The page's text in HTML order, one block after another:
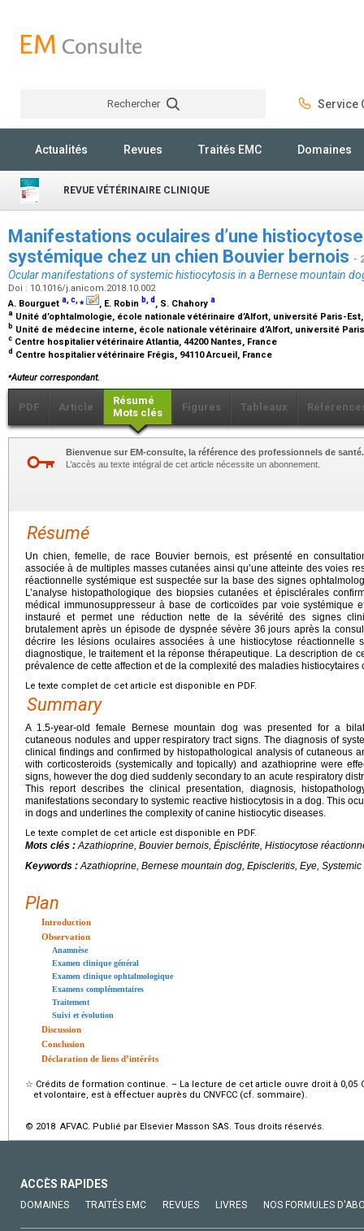
Rechercher Service
Actualités Revues Traités EMC Domaines
REVUE VÉTÉRINAIRE CLINIQUE
Manifestations oculaires d’une
systémique chez un chien Bouvier bernois -
Ocular manifestations of systemic histiocytosis in a Bernese mountain
Doi : 10.1016/j.anicom.2018.10.002
A. Bourguet a,c,⁎ , E. Robin b,d , S. Chahory a
a Unité d’ophtalmologie, école nationale vétérinaire d’Alfort, université Paris-
b Unité de médecine interne, école nationale vétérinaire d’Alfort, université
c Centre hospitalier vétérinaire Atlantia, 44200 Nantes, France
d Centre hospitalier vétérinaire Frégis, 94110 Arcueil, France
⁎Auteur correspondant.
PDF Article
Résumé
Mots clés
Figures Tableaux
Bienvenue sur EM-consulte, la référence des professionnels de santé.
L’accès au texte intégral de cet article nécessite un abonnement.
Résumé
Un chien, femelle, de race Bouvier bernois, est présenté en
associée à de multiples masses cutanées ainsi qu’une atteinte des voies
réactionnelle systémique est suspectée sur la base des signes
L’analyse histopathologique des biopsies cutanées et épisclérales
médical immunosuppresseur à base de corticoïdes par voie systémique
instauré et permet une réduction nette de la sévérité des signes
brutalement après un épisode de dyspnée sévère 36 jours après la
décrire les lésions oculaires associées à une histiocytose réactionnelle
diagnostique, le traitement et la réponse thérapeutique. La description de
prévalence de cette affection et de la complexité des maladies histiocytaires
Le texte complet de cet article est disponible en PDF.
Summary
A 1.5-year-old female Bernese mountain dog was presented for a
cutaneous nodules and upper respiratory tract signs. The diagnosis of
clinical findings and confirmed by histopathological analysis of cutaneous
with corticosteroids (systemically and topically) and azathioprine were
signs, however the dog died suddenly secondary to an acute respiratory
This report describes the clinical presentation, diagnosis,
manifestations secondary to systemic reactive histiocytosis in a dog. This
in dogs and underlines the complexity of canine histiocytic diseases.
Le texte complet de cet article est disponible en PDF.
Mots clés :Azathioprine, Bouvier bernois, Épisclérite, Histiocytose
Keywords :Azathioprine, Bernese mountain dog, Episcleritis, Eye,
Plan
Introduction
Observation
Anamnèse
Examen clinique général
Examen clinique ophtalmologique
Examens complémentaires
Traitement
Suivi et évolution
Discussion
Conclusion
Déclaration de liens d’intérêts
☆ Crédits de formation continue. – La lecture de cet article ouvre droit à 0,05
et volontaire, est à effectuer auprès du CNVFCC (cf. sommaire).
© 2018 AFVAC. Publié par Elsevier Masson SAS. Tous droits réservés.
ACCÈS RAPIDES
DOMAINES TRAITÉS EMC REVUES LIVRES NOS FORMULES